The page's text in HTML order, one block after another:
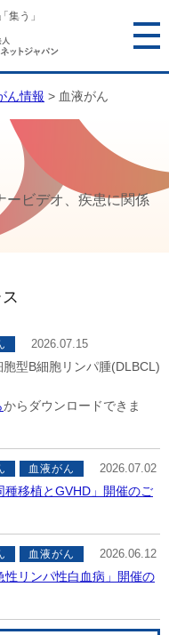
「集う」
ん情報 > 血液がん
ービデオ、疾患に関係
2026.07.15
型B細胞リンパ腫(DLBCL)
からダウンロードできま
血液がん 2026.07.02
種移植とGVHD」開催のご
血液がん 2026.06.12
性リンパ性白血病」開催の